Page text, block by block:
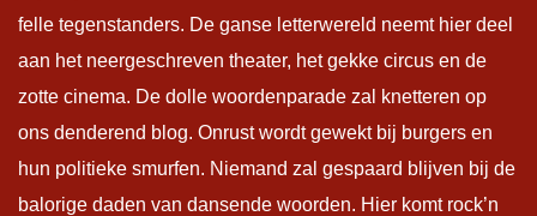
felle tegenstanders. De ganse letterwereld neemt hier deel
aan het neergeschreven theater, het gekke circus en de
zotte cinema. De dolle woordenparade zal knetteren op
ons denderend blog. Onrust wordt gewekt bij burgers en
hun politieke smurfen. Niemand zal gespaard blijven bij de
balorige daden van dansende woorden. Hier komt rock’n